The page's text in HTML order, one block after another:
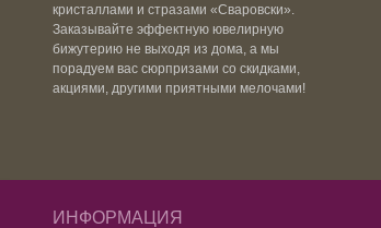
кристаллами и стразами «Сваровски».
Заказывайте эффектную ювелирную
бижутерию не выходя из дома, а мы
порадуем вас сюрпризами со скидками,
акциями, другими приятными мелочами!
ИНФОРМАЦИЯ